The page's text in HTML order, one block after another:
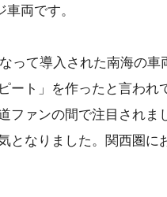
両です。
って導入された南海の
ート」を作ったと言わ
ファンの間で注目されま
となりました。関西圏